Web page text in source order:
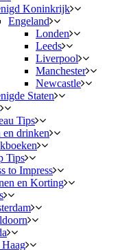
Koninkrijk
Engeland
Londen
Leeds
Liverpool
Manchester
Newcastle
Staten
Tips
en drinken
Tips
to Impress
en Korting